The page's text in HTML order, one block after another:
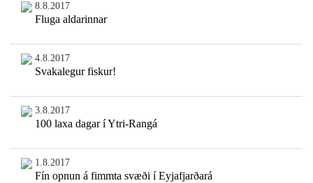
8.8.2017
Fluga aldarinnar
4.8.2017
Svakalegur fiskur!
3.8.2017
100 laxa dagar í Ytri-Rangá
1.8.2017
Fín opnun á fimmta svæði í Eyjafjarðará